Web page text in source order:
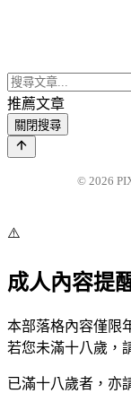
推薦文章
關閉搜尋
© 2026
⚠️
成人內容提
本部落格內容僅限
若您未滿十八歲，
已滿十八歲者，亦